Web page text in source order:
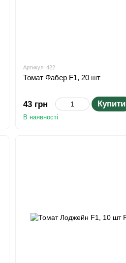
Артикул: 422
Томат Фабер F1, 20 шт
43 грн Купити
В наявності